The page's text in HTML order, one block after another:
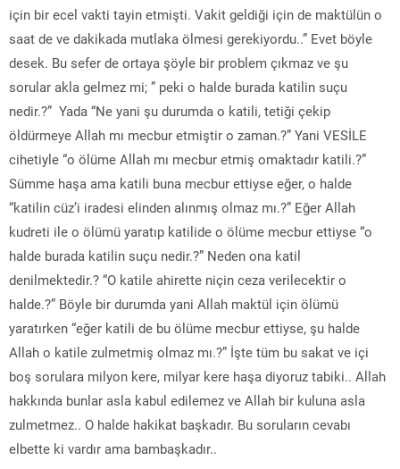
için bir ecel vakti tayin etmişti. Vakit geldiği için de maktülün o
saat de ve dakikada mutlaka ölmesi gerekiyordu..” Evet böyle
desek. Bu sefer de ortaya şöyle bir problem çıkmaz ve şu
sorular akla gelmez mi; ” peki o halde burada katilin suçu
nedir.?” Yada “Ne yani şu durumda o katili, tetiği çekip
öldürmeye Allah mı mecbur etmiştir o zaman.?” Yani VESİLE
cihetiyle “o ölüme Allah mı mecbur etmiş omaktadır katili.?”
Sümme haşa ama katili buna mecbur ettiyse eğer, o halde
“katilin cüz’i iradesi elinden alınmış olmaz mı.?” Eğer Allah
kudreti ile o ölümü yaratıp katilide o ölüme mecbur ettiyse “o
halde burada katilin suçu nedir.?” Neden ona katil
denilmektedir.? “O katile ahirette niçin ceza verilecektir o
halde.?” Böyle bir durumda yani Allah maktül için ölümü
yaratırken “eğer katili de bu ölüme mecbur ettiyse, şu halde
Allah o katile zulmetmiş olmaz mı.?” İşte tüm bu sakat ve içi
boş sorulara milyon kere, milyar kere haşa diyoruz tabiki.. Allah
hakkında bunlar asla kabul edilemez ve Allah bir kuluna asla
zulmetmez.. O halde hakikat başkadır. Bu soruların cevabı
elbette ki vardır ama bambaşkadır..